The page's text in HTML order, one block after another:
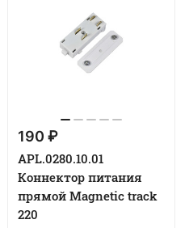
190 ₽
APL.0280.10.01
Коннектор питания
прямой Magnetic track
220